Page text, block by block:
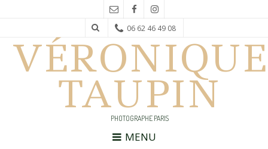
06 62 46 49 08
VÉRONIQUE
TAUPIN
PHOTOGRAPHE PARIS
MENU